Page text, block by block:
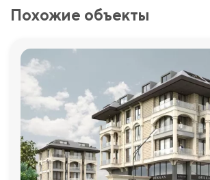
Похожие объекты